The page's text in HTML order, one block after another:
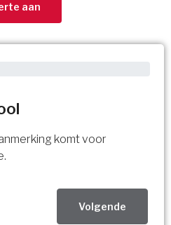
komt voor
Volgende
aan